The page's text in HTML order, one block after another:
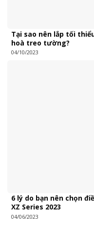
Tại sao nên lắp tối
hoà treo tường?
04/10/2023
6 lý do bạn nên chọn
XZ Series 2023
04/06/2023